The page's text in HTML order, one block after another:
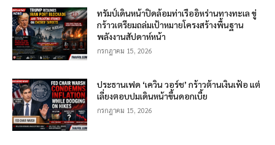
ทรัมป์เดินหน้าปิดล้อมท่าเรืออิหร่านทางทะเล ขู่
กร้าวเตรียมถล่มเป้าหมายโครงสร้างพื้นฐาน
พลังงานสัปดาห์หน้า
กรกฎาคม 15, 2026
ประธานเฟด ‘เควิน วอร์ช’ กร้าวต้านเงินเฟ้อ แต่
เลี่ยงตอบปมเดินหน้าขึ้นดอกเบี้ย
กรกฎาคม 15, 2026